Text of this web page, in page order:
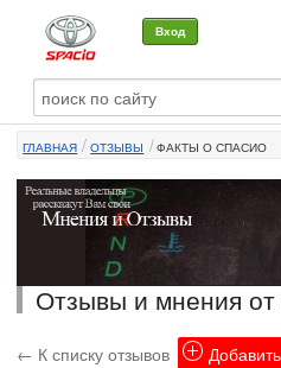
Вход
О машине
Автоклуб
Форумы
Сервисы и услуги
Новости
ГЛАВНАЯ ОТЗЫВЫ ФАКТЫ О СПАСИО
Отзывы и мнения от
← К списку отзывов